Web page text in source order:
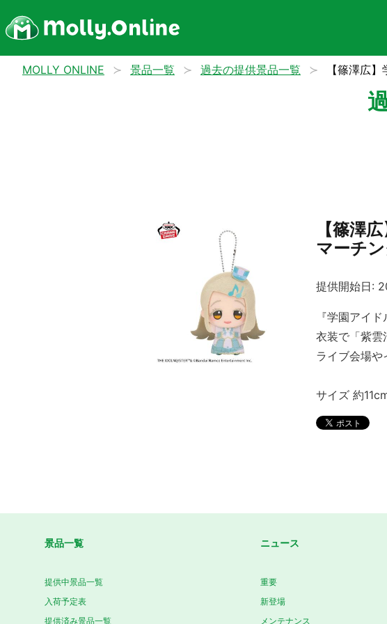
MOLLY ONLINE 景品一覧 過去の提供景品一覧 【篠澤広
【篠澤
マーチ
提供開始日:
『学園アイ
衣装で「紫雲
ライブ会場や
サイズ 約
景品一覧
提供中景品一覧
入荷予定表
提供済み景品一覧
ニュース
重要
新登場
メンテナンス